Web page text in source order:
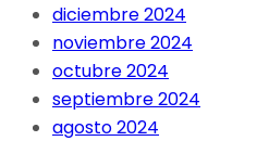
diciembre 2024
noviembre 2024
octubre 2024
septiembre 2024
agosto 2024